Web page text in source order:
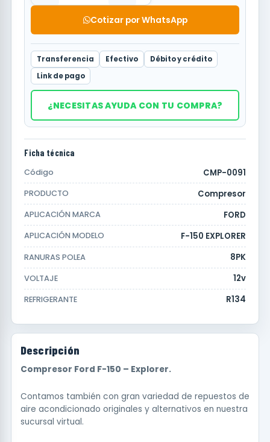
Cotizar por WhatsApp
Transferencia Efectivo
Débito y crédito
Link de pago
¿NECESITAS AYUDA CON TU COMPRA?
Ficha técnica
Código CMP-0091
PRODUCTO Compresor
APLICACIÓN MARCA FORD
APLICACIÓN MODELO F-150 EXPLORER
RANURAS POLEA 8PK
VOLTAJE 12v
REFRIGERANTE R134
Descripción
Compresor Ford F-150 – Explorer.
Contamos también con gran variedad de repuestos de
aire acondicionado originales y alternativos en nuestra
sucursal virtual.